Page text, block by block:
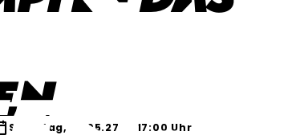
Samstag, 01.05.27 17:00 Uhr